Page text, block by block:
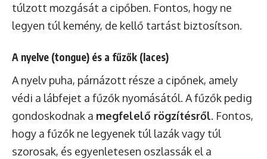
túlzott mozgását a cipőben. Fontos, hogy ne
legyen túl kemény, de kellő tartást biztosítson.
A nyelve (tongue) és a fűzők (laces)
A nyelv puha, párnázott része a cipőnek, amely
védi a lábfejet a fűzők nyomásától. A fűzők pedig
gondoskodnak a megfelelő rögzítésről. Fontos,
hogy a fűzők ne legyenek túl lazák vagy túl
szorosak, és egyenletesen oszlassák el a